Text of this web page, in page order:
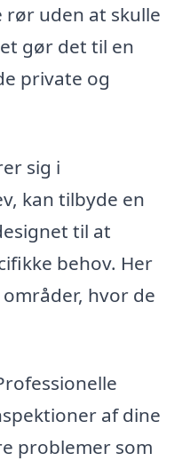
uden at skulle
gør det til en
private og
sig i
kan tilbyde en
til at
behov. Her
hvor de
af dine
problemer som